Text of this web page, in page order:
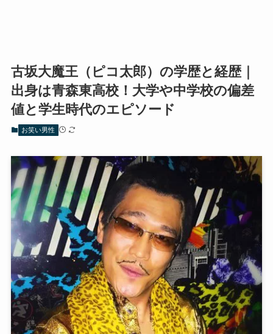
古坂大魔王（ピコ太郎）の学歴と経歴｜
出身は青森東高校！大学や中学校の偏差
値と学生時代のエピソード
お笑い男性